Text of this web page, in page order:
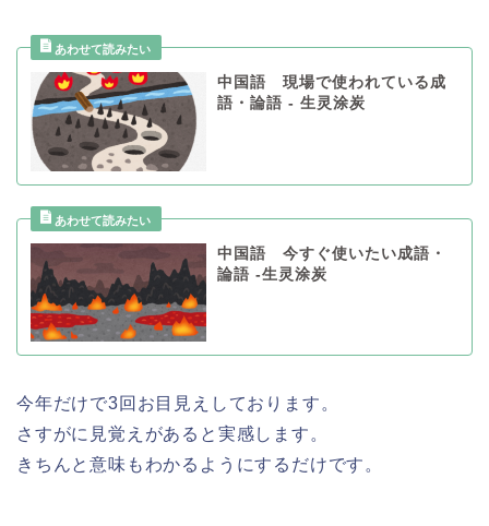
中国語 現場で使われている成
語・論語 - 生灵涂炭
中国語 今すぐ使いたい成語・
論語 -生灵涂炭
今年だけで3回お目見えしております。
さすがに見覚えがあると実感します。
きちんと意味もわかるようにするだけです。